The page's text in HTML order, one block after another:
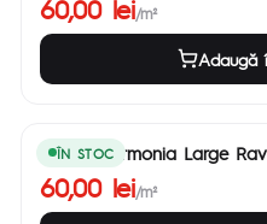
60,00 lei/m²
Adaugă
ÎN STOC
Parchet Armonia Large
60,00 lei/m²